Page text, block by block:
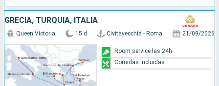
GRECIA, TURQUÍA, ITALIA
Queen Victoria 15 d Civitavecchia - Roma 21/09/2026
Room service las 24h
Comidas incluidas